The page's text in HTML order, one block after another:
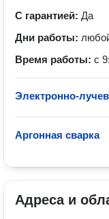
С гарантией: Да
Дни работы:
Время работы: с
Электронно-
Аргонная сварка
Адреса и